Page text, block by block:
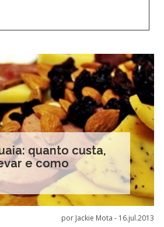
quanto custa,
e como
por Jackie Mota - 16.jul.2013